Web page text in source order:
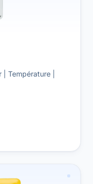
Température |